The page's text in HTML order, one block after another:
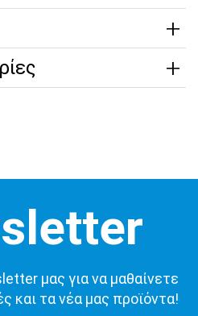
μας για να μαθαίνετε
και τα νέα μας προϊόντα!